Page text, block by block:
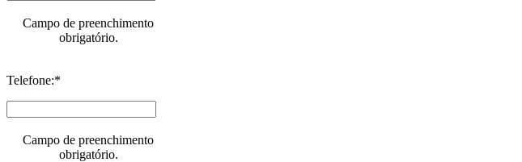
Campo de preenchimento
obrigatório.
Telefone:*
Campo de preenchimento
obrigatório.